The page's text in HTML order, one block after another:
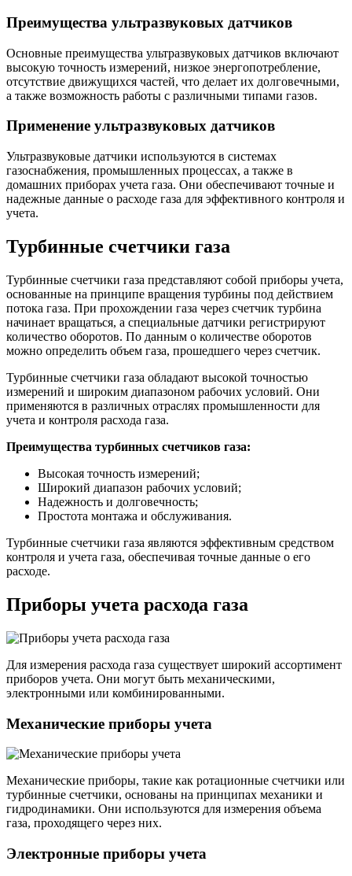
Преимущества ультразвуковых датчиков
Основные преимущества ультразвуковых датчиков включают
высокую точность измерений, низкое энергопотребление,
отсутствие движущихся частей, что делает их долговечными,
а также возможность работы с различными типами газов.
Применение ультразвуковых датчиков
Ультразвуковые датчики используются в системах
газоснабжения, промышленных процессах, а также в
домашних приборах учета газа. Они обеспечивают точные и
надежные данные о расходе газа для эффективного контроля и
учета.
Турбинные счетчики газа
Турбинные счетчики газа представляют собой приборы учета,
основанные на принципе вращения турбины под действием
потока газа. При прохождении газа через счетчик турбина
начинает вращаться, а специальные датчики регистрируют
количество оборотов. По данным о количестве оборотов
можно определить объем газа, прошедшего через счетчик.
Турбинные счетчики газа обладают высокой точностью
измерений и широким диапазоном рабочих условий. Они
применяются в различных отраслях промышленности для
учета и контроля расхода газа.
Преимущества турбинных счетчиков газа:
Высокая точность измерений;
Широкий диапазон рабочих условий;
Надежность и долговечность;
Простота монтажа и обслуживания.
Турбинные счетчики газа являются эффективным средством
контроля и учета газа, обеспечивая точные данные о его
расходе.
Приборы учета расхода газа
Для измерения расхода газа существует широкий ассортимент
приборов учета. Они могут быть механическими,
электронными или комбинированными.
Механические приборы учета
Механические приборы, такие как ротационные счетчики или
турбинные счетчики, основаны на принципах механики и
гидродинамики. Они используются для измерения объема
газа, проходящего через них.
Электронные приборы учета